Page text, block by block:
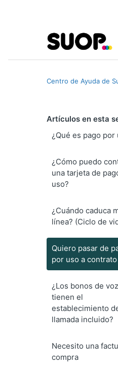
Centro de Ayuda de
Artículos en esta
¿Qué es pago por
¿Cómo puedo
una tarjeta de
uso?
¿Cuándo caduca
línea? (Ciclo de
Quiero pasar de
por uso a contrato
¿Los bonos de voz
tienen el
establecimiento
llamada incluido?
Necesito una
compra